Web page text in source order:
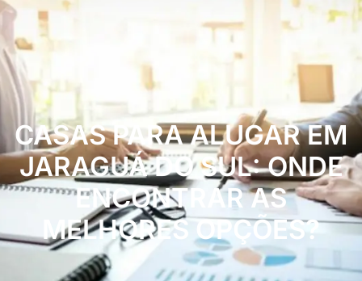
CASAS PARA ALUGAR EM
JARAGUÁ DO SUL: ONDE
ENCONTRAR AS
MELHORES OPÇÕES?